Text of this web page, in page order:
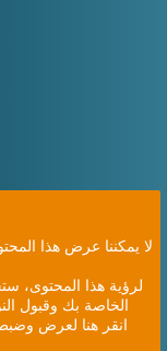
لا يمكننا عرض هذا
لرؤية هذا المحتوى،
الخاصة بك وقبول
انقر هنا لعرض